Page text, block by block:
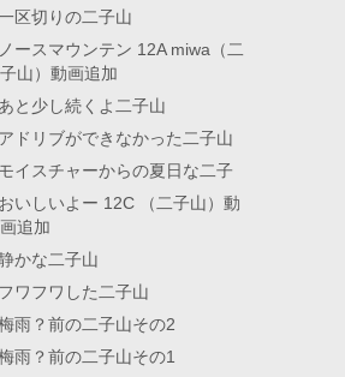
区切りの二子山
ノースマウンテン 12A miwa（二
子山）動画追加
あと少し続くよ二子山
アドリブができなかった二子山
モイスチャーからの夏日な二子
おいしいよー 12C （二子山）動
画追加
かな二子山
フワフワした二子山
雨？前の二子山その2
雨？前の二子山その1